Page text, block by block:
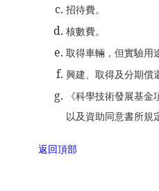
招待費。
核數費。
取得車輛，但實驗用
興建、取得及分期償
《科學技術發展基
以及資助同意書所規
返回頂部